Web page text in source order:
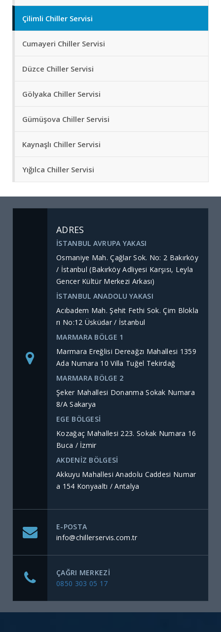
Çilimli Chiller Servisi
Cumayeri Chiller Servisi
Düzce Chiller Servisi
Gölyaka Chiller Servisi
Gümüşova Chiller Servisi
Kaynaşlı Chiller Servisi
Yığılca Chiller Servisi
ADRES
İSTANBUL AVRUPA YAKASI
Osmaniye Mah. Çağlar Sok. No: 2 Bakırköy
/ İstanbul (Bakırköy Adliyesi Karşısı, Leyla
Gencer Kültür Merkezi Arkası)
İSTANBUL ANADOLU YAKASI
Acıbadem Mah. Şehit Fethi Sok. Çim Blokla
rı No:12 Üsküdar / İstanbul
MARMARA BÖLGE 1
Marmara Ereğlisi Dereağzı Mahallesi 1359
Ada Numara 10 Villa Tuğel Tekirdağ
MARMARA BÖLGE 2
Şeker Mahallesi Donanma Sokak Numara
8/A Sakarya
EGE BÖLGESİ
Kozağaç Mahallesi 223. Sokak Numara 16
Buca / İzmir
AKDENİZ BÖLGESİ
Akkuyu Mahallesi Anadolu Caddesi Numar
a 154 Konyaaltı / Antalya
E-POSTA
info@chillerservis.com.tr
ÇAĞRI MERKEZI
0850 303 05 17